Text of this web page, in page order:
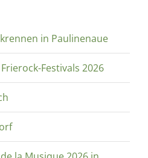
in Paulinenaue
Festivals 2026